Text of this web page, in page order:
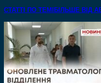
СТАТТІ ПО ТЕМІ БІЛЬШЕ ВІД